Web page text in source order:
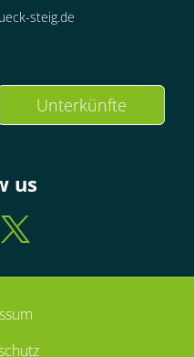
steig.de
Unterkünfte
us